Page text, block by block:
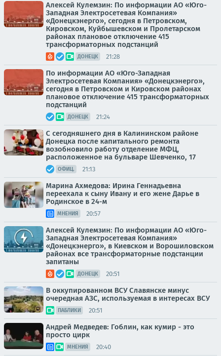
Алексей Кулемзин: По информации АО «Юго-
Западная Электросетевая Компания»
«Донецкэнерго», сегодня в Петровском,
Кировском, Куйбышевском и Пролетарском
районах плановое отключение 415
трансформаторных подстанций
ДОНЕЦК 21:28
По информации АО «Юго-Западная
Электросетевая Компания» «Донецкэнерго»,
сегодня в Петровском и Кировском районах
плановое отключение 415 трансформаторных
подстанций
ДОНЕЦК 21:24
С сегодняшнего дня в Калининском районе
Донецка после капитального ремонта
возобновило работу отделение МФЦ,
расположенное на бульваре Шевченко, 17
ОФИЦ. 21:13
Марина Ахмедова: Ирина Геннадьевна
переехала к сыну Ивану и его жене Дарье в
Родинское в 24-м
МНЕНИЯ 20:57
Алексей Кулемзин: По информации АО «Юго-
Западная Электросетевая Компания»
«Донецкэнерго», в Киевском и Ворошиловском
районах все трансформаторные подстанции
запитаны
ДОНЕЦК 20:51
В оккупированном ВСУ Славянске минус
очередная АЗС, используемая в интересах ВСУ
ПАБЛИКИ 20:51
Андрей Медведев: Гоблин, как кумир - это
просто цирк
МНЕНИЯ 20:40